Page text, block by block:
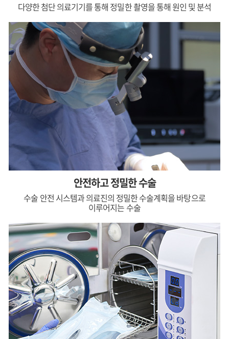
다양한 첨단 의료기기를 통해 정밀한 촬영을 통해 원인 및 분석
안전하고 정밀한 수술
수술 안전 시스템과 의료진의 정밀한 수술계획을 바탕으로
이루어지는 수술